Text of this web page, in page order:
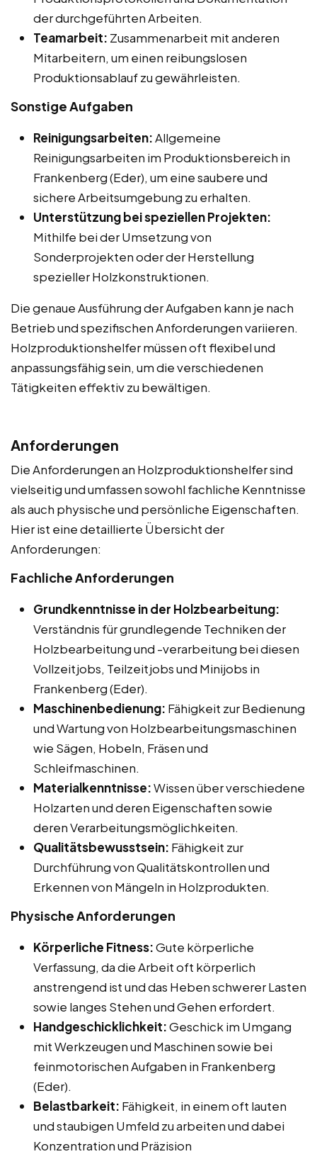
der durchgeführten Arbeiten.
Teamarbeit: Zusammenarbeit mit anderen
Mitarbeitern, um einen reibungslosen
Produktionsablauf zu gewährleisten.
Sonstige Aufgaben
Reinigungsarbeiten:Allgemeine
Reinigungsarbeiten im Produktionsbereich in
Frankenberg (Eder), um eine saubere und
sichere Arbeitsumgebung zu erhalten.
Unterstützung bei speziellen Projekten:
Mithilfe bei der Umsetzung von
Sonderprojekten oder der Herstellung
spezieller Holzkonstruktionen.
Die genaue Ausführung der Aufgaben kann je nach
Betrieb und spezifischen Anforderungen variieren.
Holzproduktionshelfer müssen oft flexibel und
anpassungsfähig sein, um die verschiedenen
Tätigkeiten effektiv zu bewältigen.
Anforderungen
Die Anforderungen an Holzproduktionshelfer sind
vielseitig und umfassen sowohl fachliche Kenntnisse
als auch physische und persönliche Eigenschaften.
Hier ist eine detaillierte Übersicht der
Anforderungen:
Fachliche Anforderungen
Grundkenntnisse in der Holzbearbeitung:
Verständnis für grundlegende Techniken der
Holzbearbeitung und -verarbeitung bei diesen
Vollzeitjobs, Teilzeitjobs und Minijobs in
Frankenberg (Eder).
Maschinenbedienung: Fähigkeit zur Bedienung
und Wartung von Holzbearbeitungsmaschinen
wie Sägen, Hobeln, Fräsen und
Schleifmaschinen.
Materialkenntnisse:Wissen über verschiedene
Holzarten und deren Eigenschaften sowie
deren Verarbeitungsmöglichkeiten.
Qualitätsbewusstsein: Fähigkeit zur
Durchführung von Qualitätskontrollen und
Erkennen von Mängeln in Holzprodukten.
Physische Anforderungen
Körperliche Fitness:Gute körperliche
Verfassung, da die Arbeit oft körperlich
anstrengend ist und das Heben schwerer Lasten
sowie langes Stehen und Gehen erfordert.
Handgeschicklichkeit:Geschick im Umgang
mit Werkzeugen und Maschinen sowie bei
feinmotorischen Aufgaben in Frankenberg
(Eder).
Belastbarkeit: Fähigkeit, in einem oft lauten
und staubigen Umfeld zu arbeiten und dabei
Konzentration und Präzision